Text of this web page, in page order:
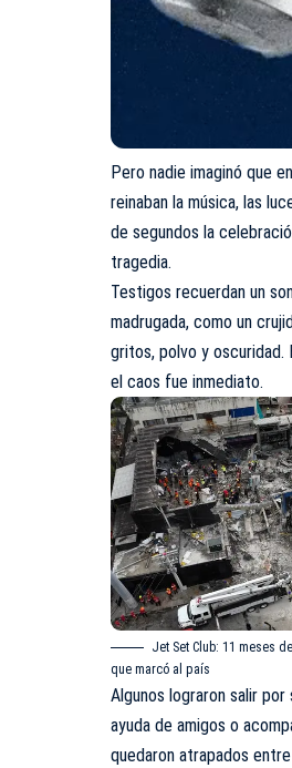
Pero nadie imaginó que
reinaban la música, las
de segundos la
tragedia.
Testigos recuerdan un
madrugada, como un
gritos, polvo y oscuridad.
el caos fue inmediato.
Jet Set Club: 11 meses
que marcó al país
Algunos lograron salir
ayuda de amigos o
quedaron atrapados